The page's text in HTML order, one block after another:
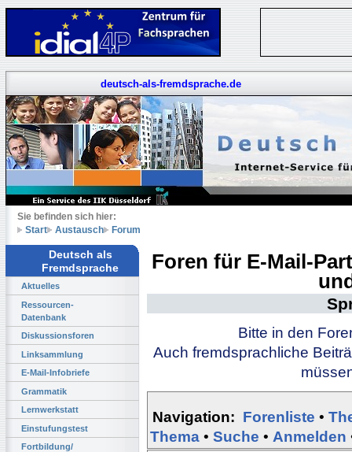
deutsch-als-fremdsprache.de
Sie befinden sich hier:
Start
Austausch Forum
Deutsch als
Fremdsprache
Aktuelles
Ressourcen-
Datenbank
Diskussionsforen
Linksammlung
E-Mail-Infobriefe
Grammatik
Lernwerkstatt
Einstufungstest
Fortbildung/
Foren für E-Mail-
Bitte in den
Auch fremdsprachliche
Navigation: Forenliste •
Thema • Suche • Anmelden